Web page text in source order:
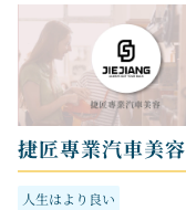
捷匠專業汽車美容
人生はより良い